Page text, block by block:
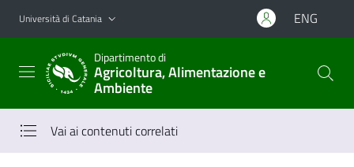
Vai al contenuto principale
Vai al menu di navigazione
Università di Catania ENG
Dipartimento di
Agricoltura, Alimentazione e
Ambiente
Vai ai contenuti correlati